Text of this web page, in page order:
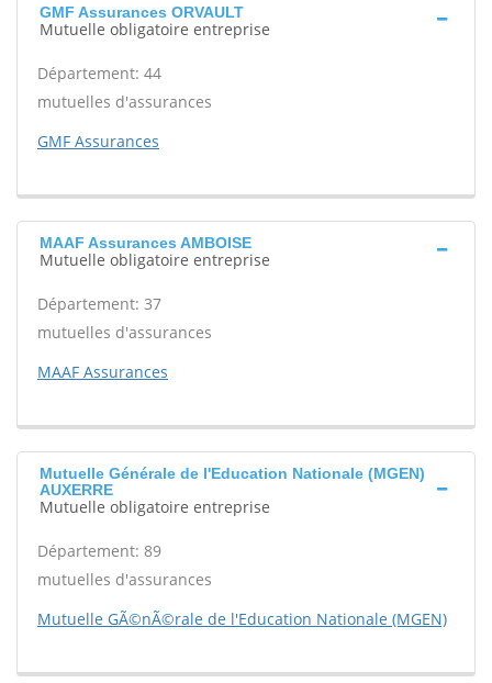
GMF Assurances ORVAULT
Mutuelle obligatoire entreprise
Département: 44
mutuelles d'assurances
GMF Assurances
MAAF Assurances AMBOISE
Mutuelle obligatoire entreprise
Département: 37
mutuelles d'assurances
MAAF Assurances
Mutuelle Générale de l'Education Nationale (MGEN)
AUXERRE
Mutuelle obligatoire entreprise
Département: 89
mutuelles d'assurances
Mutuelle GÃ©nÃ©rale de l'Education Nationale (MGEN)